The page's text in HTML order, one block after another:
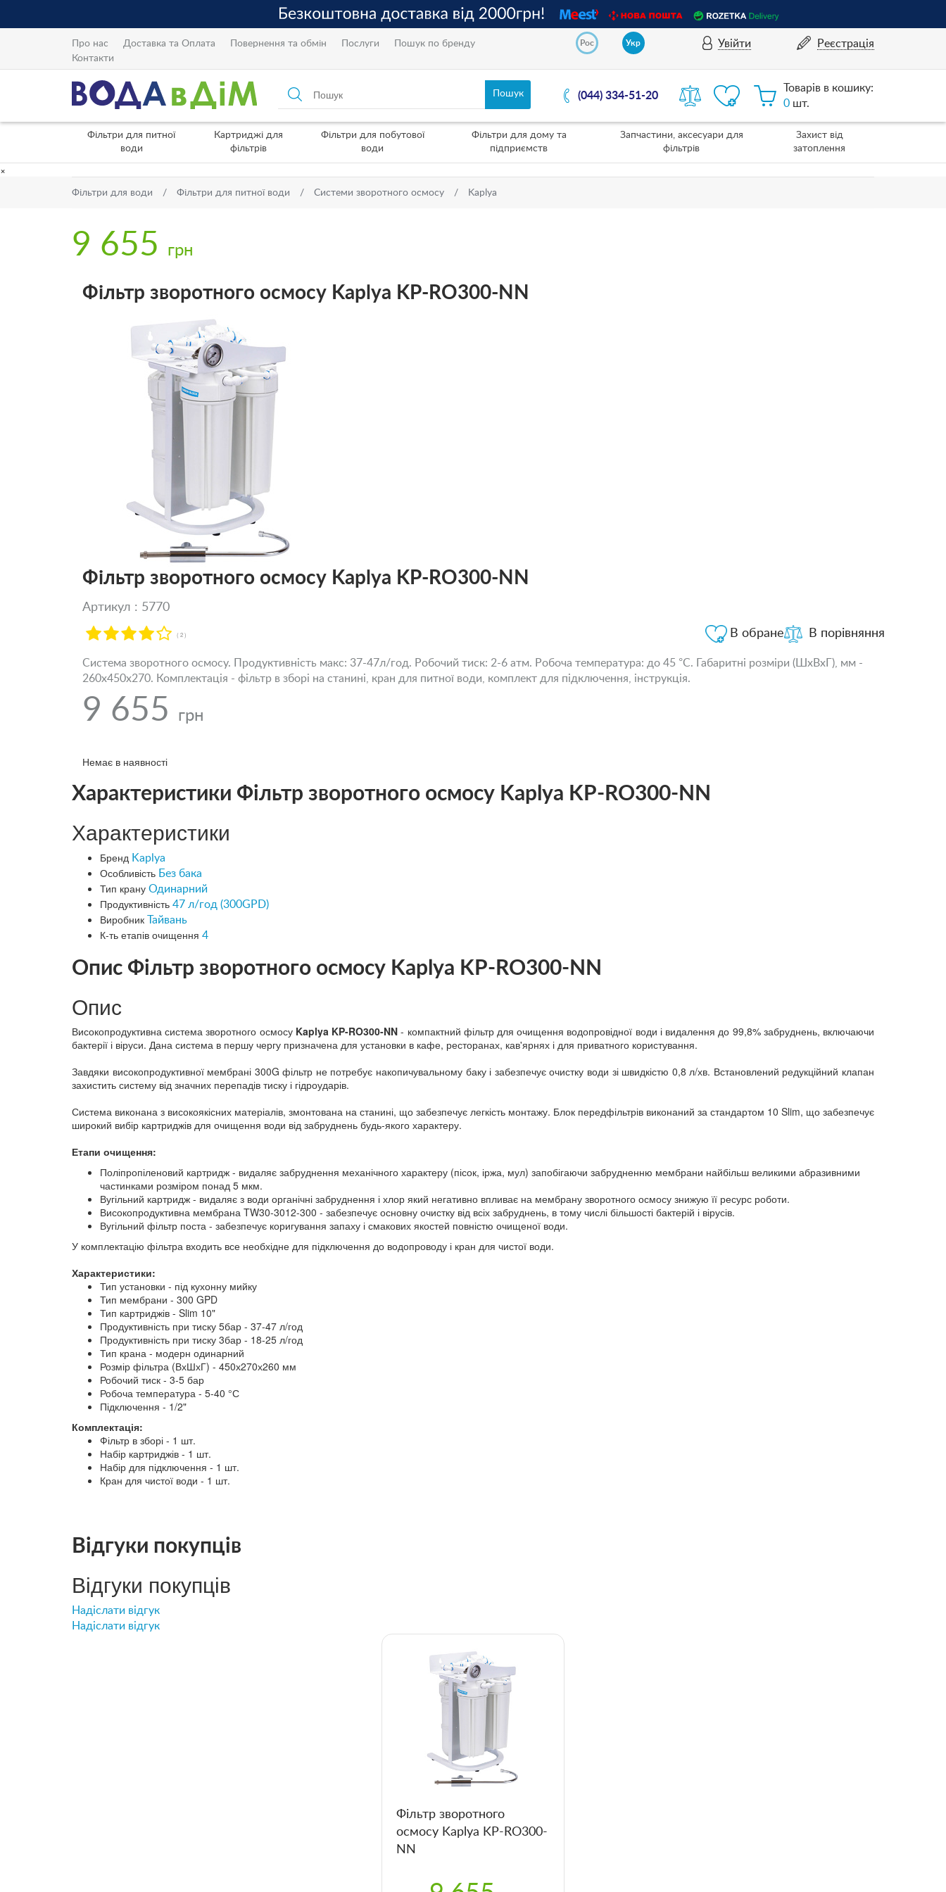
Про нас Доставка та Оплата Повернення та обмін Послуги
Пошук по бренду
Контакти
Рос Укр Увійти Реєстрація
(044) 334-51-20
Товарів в кошику:
0 шт.
Фільтри для питної
води
Картриджі для
фільтрів
Фільтри для побутової
води
Фільтри для дому та
підприємств
Запчастини, аксесуари для
фільтрів
Захист від
затоплення
×
Фільтри для води Фільтри для питної води Системи зворотного осмосу Kaplya
9 655 грн
Фільтр зворотного осмосу Kaplya KP-RO300-NN
Фільтр зворотного осмосу Kaplya KP-RO300-NN
Артикул : 5770
( 2 ) В порівняння
В обране
Система зворотного осмосу. Продуктивність макс: 37-47л/год. Робочий тиск: 2-6 атм. Робоча температура: до 45 °С. Габаритні розміри (ШхВхГ), мм -
260х450х270. Комплектація - фільтр в зборі на станині, кран для питної води, комплект для підключення, інструкція.
9 655 грн
Немає в наявності
Характеристики Фільтр зворотного осмосу Kaplya KP-RO300-NN
Характеристики
Бренд Kaplya
Особливість Без бака
Тип крану Одинарний
Продуктивність 47 л/год (300GPD)
Виробник Тайвань
К-ть етапів очищення 4
Опис Фільтр зворотного осмосу Kaplya KP-RO300-NN
Опис
Високопродуктивна система зворотного осмосу Kaplya KP-RO300-NN - компактний фільтр для очищення водопровідної води і видалення до 99,8% забруднень, включаючи
бактерії і віруси. Дана система в першу чергу призначена для установки в кафе, ресторанах, кав'ярнях і для приватного користування.
Завдяки високопродуктивної мембрані 300G фільтр не потребує накопичувальному баку і забезпечує очистку води зі швидкістю 0,8 л/хв. Встановлений редукційний клапан
захистить систему від значних перепадів тиску і гідроударів.
Система виконана з високоякісних матеріалів, змонтована на станині, що забезпечує легкість монтажу. Блок передфільтрів виконаний за стандартом 10 Slim, що забезпечує
широкий вибір картриджів для очищення води від забруднень будь-якого характеру.
Етапи очищення:
Поліпропіленовий картридж - видаляє забруднення механічного характеру (пісок, іржа, мул) запобігаючи забрудненню мембрани найбільш великими абразивними
частинками розміром понад 5 мкм.
Вугільний картридж - видаляє з води органічні забруднення і хлор який негативно впливає на мембрану зворотного осмосу знижую її ресурс роботи.
Високопродуктивна мембрана TW30-3012-300 - забезпечує основну очистку від всіх забруднень, в тому числі більшості бактерій і вірусів.
Вугільний фільтр поста - забезпечує коригування запаху і смакових якостей повністю очищеної води.
У комплектацію фільтра входить все необхідне для підключення до водопроводу і кран для чистої води.
Характеристики:
Тип установки - під кухонну мийку
Тип мембрани - 300 GPD
Тип картриджів - Slim 10"
Продуктивність при тиску 5бар - 37-47 л/год
Продуктивність при тиску 3бар - 18-25 л/год
Тип крана - модерн одинарний
Розмір фільтра (ВхШхГ) - 450х270х260 мм
Робочий тиск - 3-5 бар
Робоча температура - 5-40 °С
Підключення - 1/2"
Комплектація:
Фільтр в зборі - 1 шт.
Набір картриджів - 1 шт.
Набір для підключення - 1 шт.
Кран для чистої води - 1 шт.
Відгуки покупців
Відгуки покупців
Надіслати відгук
Надіслати відгук
Фільтр зворотного
осмосу Kaplya KP-RO300-
NN